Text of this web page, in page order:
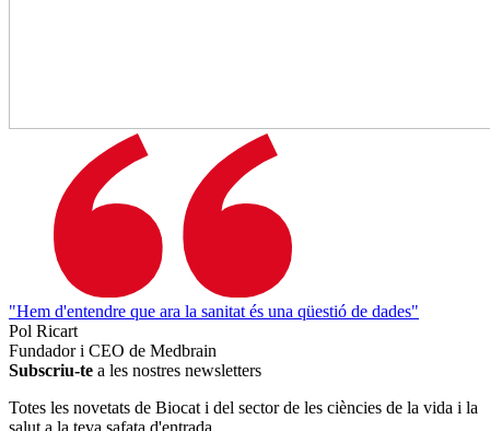
"Hem d'entendre que ara la sanitat és una qüestió de dades"
Pol Ricart
Fundador i CEO de Medbrain
Subscriu-te a les nostres newsletters
Totes les novetats de Biocat i del sector de les ciències de la vida i la
salut a la teva safata d'entrada.